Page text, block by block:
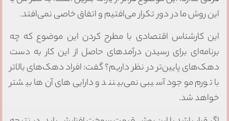
این روش ما در دور تکرار می‌افتیم و اتفاق خاصی نمی‌افتد.
این کارشناس اقتصادی با مطرح کردن این موضوع که چه
برنامه‌ای برای رسیدن درآمدهای حاصل از این کار به دست
دهک‌های پایین‌تر در نظر داریم؟ گفت: افراد دهک‌های بالاتر
با تورم موجود آسیبی نمی‌بینند و دارایی‌های آن‌ها بیشتر
خواهد شد.